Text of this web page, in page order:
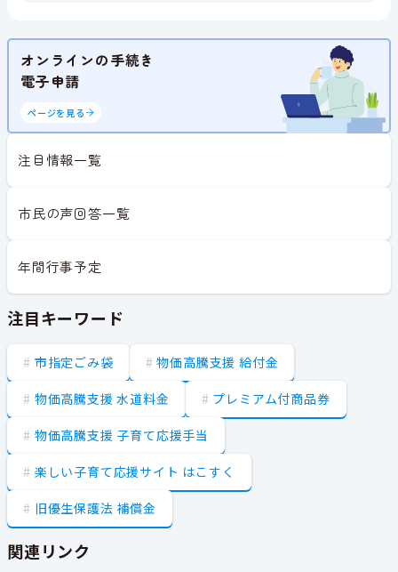
オンラインの手続き
電子申請
ページを見る
注目情報一覧
市民の声回答一覧
年間行事予定
注目キーワード
市指定ごみ袋 物価高騰支援 給付金
物価高騰支援 水道料金 プレミアム付商品券
物価高騰支援 子育て応援手当
楽しい子育て応援サイト はこすく
旧優生保護法 補償金
関連リンク